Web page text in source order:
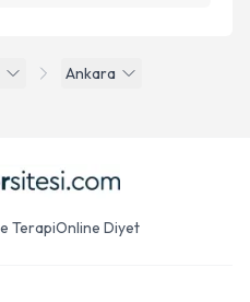
Ankara
TerapiOnline Diyet